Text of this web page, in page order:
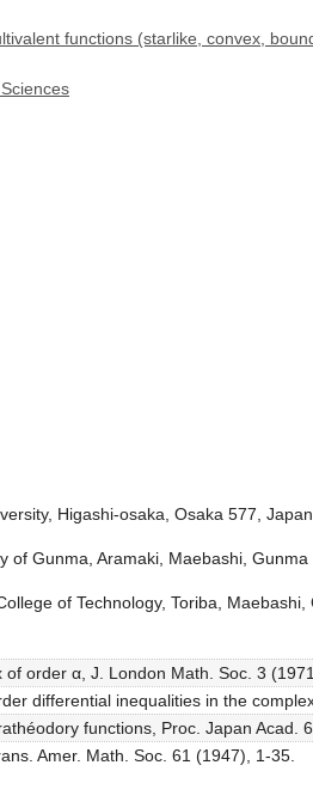
functions (starlike, convex,
Higashi-osaka, Osaka 577, Japan
of Gunma, Aramaki, Maebashi, Gunma
of Technology, Toriba, Maebashi,
order α, J. London Math. Soc. 3
differential inequalities in the
functions, Proc. Japan Acad.
Amer. Math. Soc. 61 (1947), 1-35.